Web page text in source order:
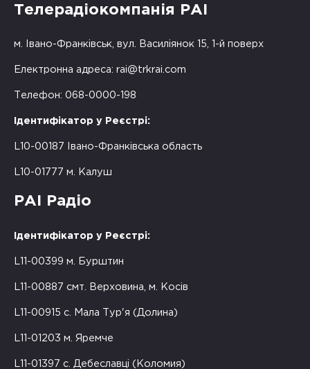
Телерадіокомпанія РАІ
м. Івано-Франківськ, вул. Василіянок 15, 1-й поверх
Електронна адреса: rai@trkrai.com
Телефон: 068-0000-198
Ідентифікатор у Реєстрі:
L10-00187 Івано-Франківська область
L10-01777 м. Калуш
РАІ Радіо
Ідентифікатор у Реєстрі:
L11-00399 м. Бурштин
L11-00887 смт. Верховина, м. Косів
L11-00915 с. Мала Тур'я (Долина)
L11-01203 м. Яремче
L11-01397 с. Дебеславці (Коломия)